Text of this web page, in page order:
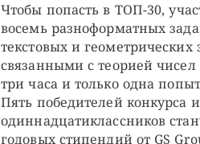
Чтобы попасть в ТОП-30,
восемь разноформатных
текстовых и
связанными с теорией
три часа и только одна
Пять победителей конкурса
одиннадцатиклассников
годовых стипендий от GS